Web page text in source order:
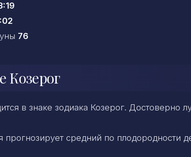
76
Козерог
в знаке зодиака Козерог. Достоверно
прогнозирует средний по плодородности